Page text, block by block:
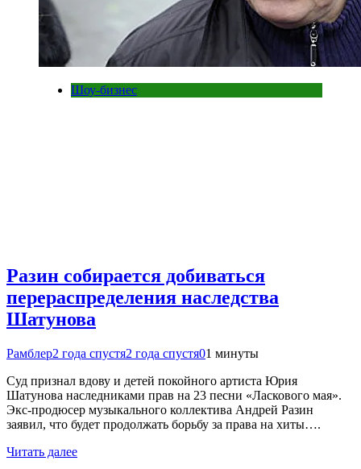
Шоу-бизнес
Разин собирается добиваться
перераспределения наследства
Шатунова
Рамблер2 года спустя2 года спустя01 минуты
Суд признал вдову и детей покойного артиста Юрия
Шатунова наследниками прав на 23 песни «Ласкового мая».
Экс-продюсер музыкального коллектива Андрей Разин
заявил, что будет продолжать борьбу за права на хиты….
Читать далее